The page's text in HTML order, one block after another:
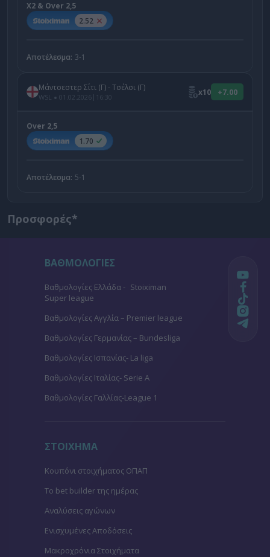
Χ2 & Over 2,5
2.52
Αποτέλεσμα: 3-1
Μάντσεστερ Σίτι (Γ) - Τσέλσι (Γ)
WSL 01.02.2026 | 16:30 x10 +7.00
Over 2,5
1.70
Αποτέλεσμα: 5-1
Προσφορές*
ΒΑΘΜΟΛΟΓΙΕΣ
Βαθμολογίες Ελλάδα - Stoiximan
Super league
Βαθμολογίες Aγγλία – Premier league
Βαθμολογίες Γερμανίας – Bundesliga
Βαθμολογίες Ισπανίας- La liga
Βαθμολογίες Ιταλίας- Serie A
Βαθμολογίες Γαλλίας-League 1
ΣΤΟΙΧΗΜΑ
Κουπόνι στοιχήματος ΟΠΑΠ
To bet builder της ημέρας
Αναλύσεις αγώνων
Ενισχυμένες Αποδόσεις
Μακροχρόνια Στοιχήματα